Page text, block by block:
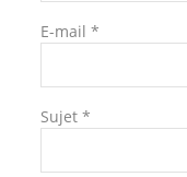
E-mail *
Sujet *